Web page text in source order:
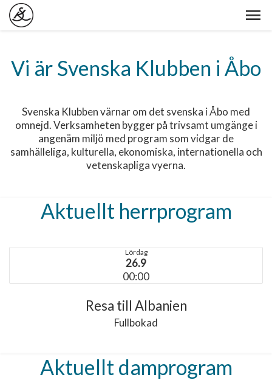
Vi är Svenska Klubben i Åbo
Svenska Klubben värnar om det svenska i Åbo med
omnejd. Verksamheten bygger på trivsamt umgänge i
angenäm miljö med program som vidgar de
samhälleliga, kulturella, ekonomiska, internationella och
vetenskapliga vyerna.
Aktuellt herrprogram
Lördag
26.9
00:00
Resa till Albanien
Fullbokad
Aktuellt damprogram